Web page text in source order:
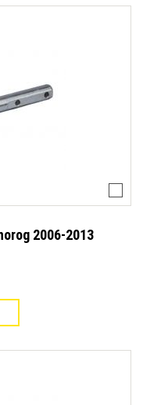
2006-2013